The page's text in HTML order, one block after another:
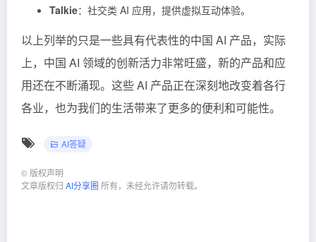
Talkie：社交类 AI 应用，提供虚拟互动体验。
以上列举的只是一些具有代表性的中国 AI 产品，实际
上，中国 AI 领域的创新活力非常旺盛，新的产品和应
用还在不断涌现。这些 AI 产品正在深刻地改变着各行
各业，也为我们的生活带来了更多的便利和可能性。
AI答疑
© 版权声明
文章版权归 AI分享圈 所有，未经允许请勿转载。